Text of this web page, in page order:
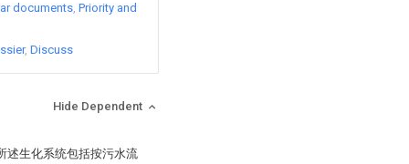
documents Priority and
Discuss
Hide Dependent
述生化系统包括按污水流